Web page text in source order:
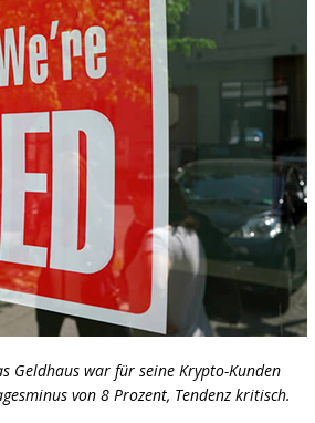
Geldhaus war für seine Krypto-Kunden
von 8 Prozent, Tendenz kritisch.